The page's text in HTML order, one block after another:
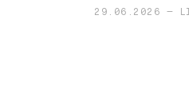
29.06.2026 —